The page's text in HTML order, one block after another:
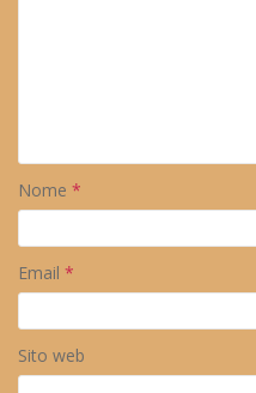
Nome *
Email *
Sito web